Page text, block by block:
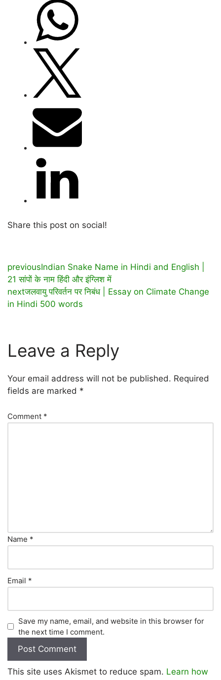
Share this post on social!
previousIndian Snake Name in Hindi and English |
21 सांपों के नाम हिंदी और इंग्लिश में
nextजलवायु परिवर्तन पर निबंध | Essay on Climate Change
in Hindi 500 words
Leave a Reply
Your email address will not be published. Required
fields are marked *
Comment *
Name *
Email *
Save my name, email, and website in this browser for
the next time I comment.
This site uses Akismet to reduce spam. Learn how